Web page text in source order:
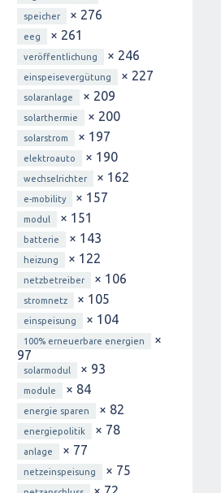
speicher × 276
eeg × 261
veröffentlichung × 246
einspeisevergütung × 227
solaranlage × 209
solarthermie × 200
solarstrom × 197
elektroauto × 190
wechselrichter × 162
e-mobility × 157
modul × 151
batterie × 143
heizung × 122
netzbetreiber × 106
stromnetz × 105
einspeisung × 104
100% erneuerbare energien
×
97
solarmodul × 93
module × 84
energie sparen × 82
energiepolitik × 78
anlage × 77
netzeinspeisung × 75